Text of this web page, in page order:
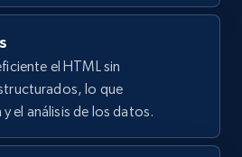
el HTML sin
lo que
el análisis de los datos.